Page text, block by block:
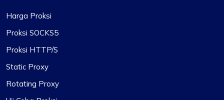
Harga Proksi
Proksi SOCKS5
Proksi HTTP/S
Static Proxy
Rotating Proxy